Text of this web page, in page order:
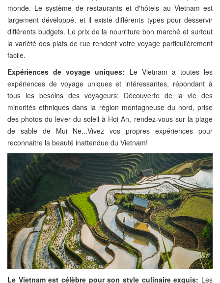
monde. Le système de restaurants et d'hôtels au Vietnam est
largement développé, et il existe différents types pour desservir
différents budgets. Le prix de la nourriture bon marché et surtout
la variété des plats de rue rendent votre voyage particulièrement
facile.
Expériences de voyage uniques: Le Vietnam a toutes les
expériences de voyage uniques et intéressantes, répondant à
tous les besoins des voyageurs: Découverte de la vie des
minorités ethniques dans la région montagneuse du nord, prise
des photos du lever du soleil à Hoi An, rendez-vous sur la plage
de sable de Mui Ne...Vivez vos propres expériences pour
reconnaitre la beauté inattendue du Vietnam!
Le Vietnam est célèbre pour son style culinaire exquis: Les